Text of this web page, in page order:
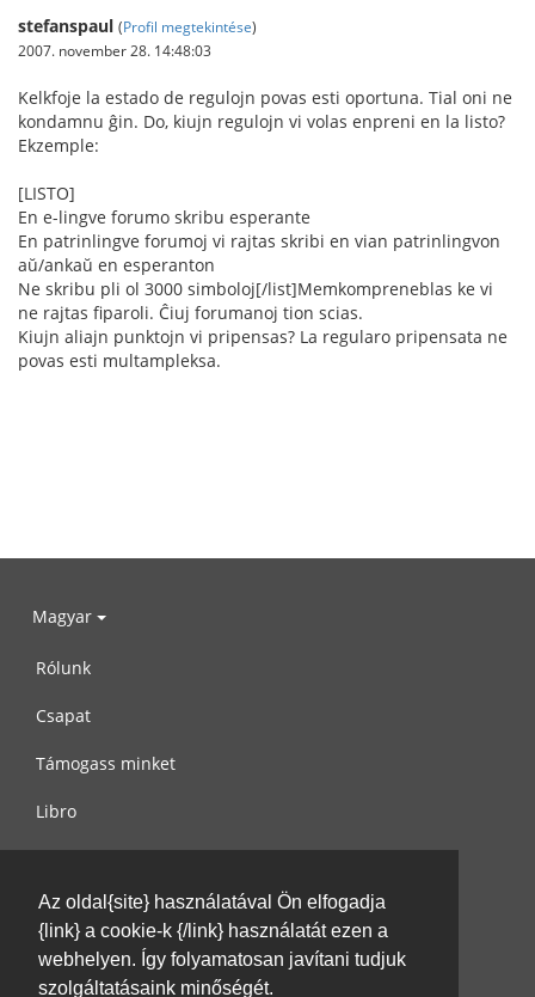
Az oldal{site} használatával Ön elfogadja
{link} a cookie-k {/link} használatát ezen a
webhelyen. Így folyamatosan javítani tudjuk
szolgáltatásaink minőségét.
stefanspaul (Profil megtekintése)
2007. november 28. 14:48:03
Kelkfoje la estado de regulojn povas esti oportuna. Tial oni ne
kondamnu ĝin. Do, kiujn regulojn vi volas enpreni en la listo?
Ekzemple:
[LISTO]
En e-lingve forumo skribu esperante
En patrinlingve forumoj vi rajtas skribi en vian patrinlingvon
aŭ/ankaŭ en esperanton
Ne skribu pli ol 3000 simboloj[/list]Memkompreneblas ke vi
ne rajtas fiparoli. Ĉiuj forumanoj tion scias.
Kiujn aliajn punktojn vi pripensas? La regularo pripensata ne
povas esti multampleksa.
Magyar
Rólunk
Csapat
Támogass minket
Libro
Használati feltételek
Írj nekünk